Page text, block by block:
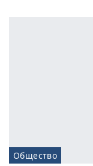
Общество